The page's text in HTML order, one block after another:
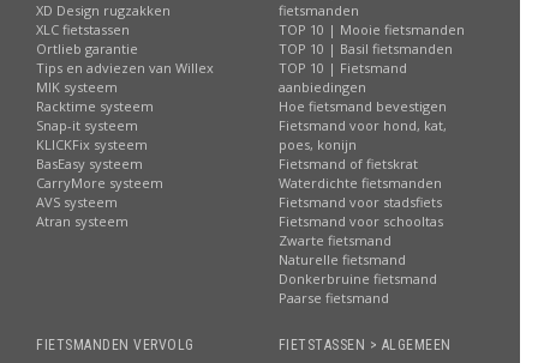
XD Design rugzakken
XLC fietstassen
Ortlieb garantie
Tips en adviezen van Willex
MIK systeem
Racktime systeem
Snap-it systeem
KLICKFix systeem
BasEasy systeem
CarryMore systeem
AVS systeem
Atran systeem
fietsmanden
TOP 10 | Mooie fietsmanden
TOP 10 | Basil fietsmanden
TOP 10 | Fietsmand
aanbiedingen
Hoe fietsmand bevestigen
Fietsmand voor hond, kat,
poes, konijn
Fietsmand of fietskrat
Waterdichte fietsmanden
Fietsmand voor stadsfiets
Fietsmand voor schooltas
Zwarte fietsmand
Naturelle fietsmand
Donkerbruine fietsmand
Paarse fietsmand
FIETSMANDEN VERVOLG FIETSTASSEN > ALGEMEEN